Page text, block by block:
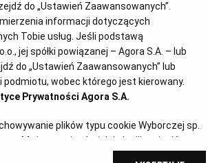
do „Ustawień Zaawansowanych”.
informacji dotyczących
Tobie usług. Jeśli podstawą
jej spółki powiązanej – Agora S.A. – lub
do „Ustawień Zaawansowanych” lub
wobec którego jest kierowany.
Prywatności Agora S.A.
plików typu cookie Wyborczej sp.
Możesz też w każdej chwili zmienić
Twoimi preferencjami dot.